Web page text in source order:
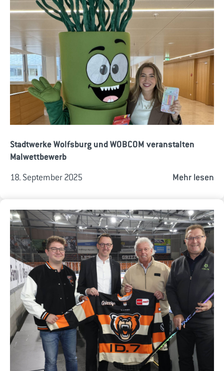
Stadtwerke Wolfsburg und WOBCOM veranstalten
Malwettbewerb
18. September 2025 Mehr lesen